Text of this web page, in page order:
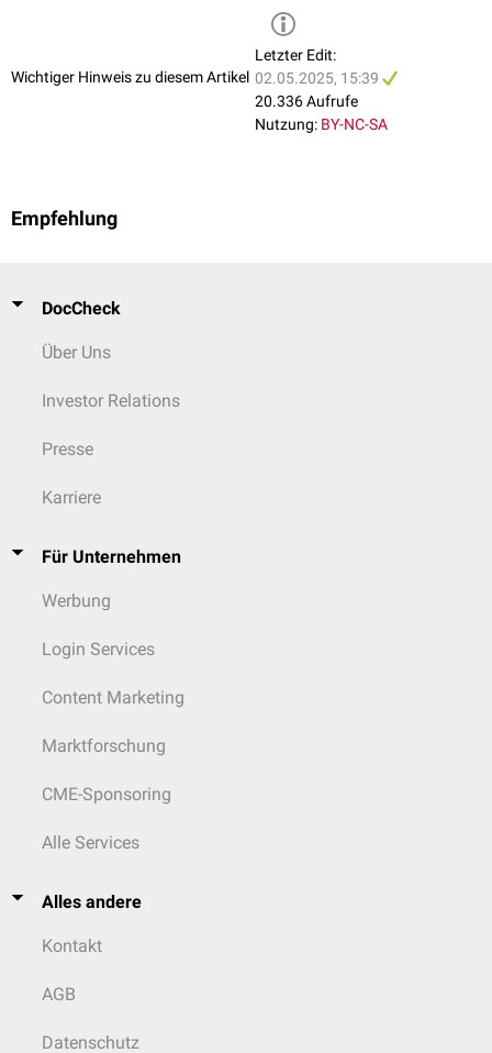
Wichtiger Hinweis zu diesem Artikel
Letzter Edit:
02.05.2025, 15:39
20.336 Aufrufe
Nutzung: BY-NC-SA
Empfehlung
DocCheck
Über Uns
Investor Relations
Presse
Karriere
Für Unternehmen
Werbung
Login Services
Content Marketing
Marktforschung
CME-Sponsoring
Alle Services
Alles andere
Kontakt
AGB
Datenschutz